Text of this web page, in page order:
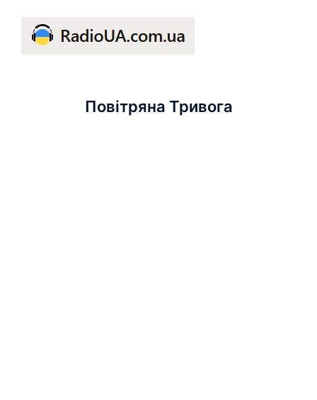
Повітряна Тривога